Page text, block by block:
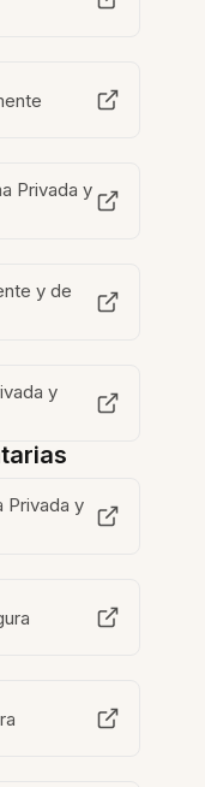
Privada y
y de
y
Privada y